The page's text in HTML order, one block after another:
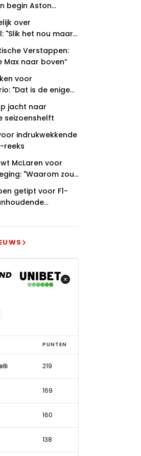
begin Aston
over
"Slik het nou maar
Verstappen:
Max naar boven”
voor
"Dat is de enige
jacht naar
seizoenshelft
indrukwekkende
reeks
McLaren voor
"Waarom zou
getipt voor F1-
PUNTEN
219
169
160
138